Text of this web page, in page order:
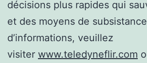
décisions plus rapides qui
et des moyens de
d’informations, veuillez
visiter www.teledyneflir.com